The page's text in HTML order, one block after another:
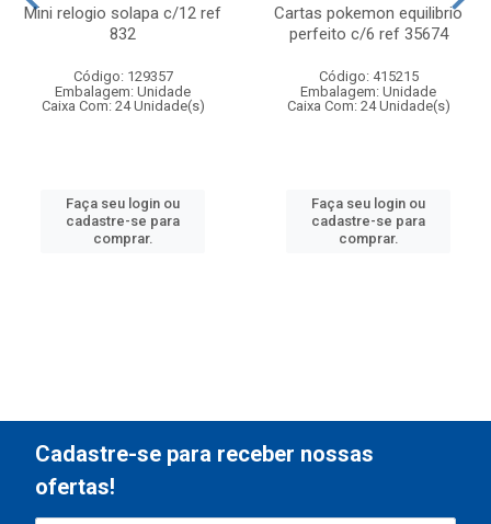
Mini relogio solapa c/12 ref
832
Código: 129357
Embalagem: Unidade
Caixa Com: 24 Unidade(s)
Faça seu login ou
cadastre-se para
comprar.
Cartas pokemon equilibrio
perfeito c/6 ref 35674
Código: 415215
Embalagem: Unidade
Caixa Com: 24 Unidade(s)
Faça seu login ou
cadastre-se para
comprar.
Cadastre-se para receber nossas
ofertas!